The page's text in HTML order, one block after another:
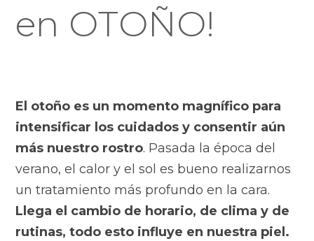
en OTOÑO!
El otoño es un momento magnífico para
intensificar los cuidados y consentir aún
más nuestro rostro. Pasada la época del
verano, el calor y el sol es bueno realizarnos
un tratamiento más profundo en la cara.
Llega el cambio de horario, de clima y de
rutinas, todo esto influye en nuestra piel.